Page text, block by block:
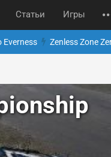
Статьи Игры
Everness Zenless Zone